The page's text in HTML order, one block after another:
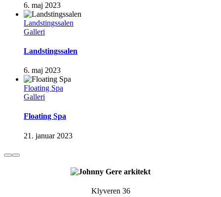
6. maj 2023
Landstingssalen
Galleri
Landstingssalen
6. maj 2023
Floating Spa
Galleri
Floating Spa
21. januar 2023
Klyveren 36